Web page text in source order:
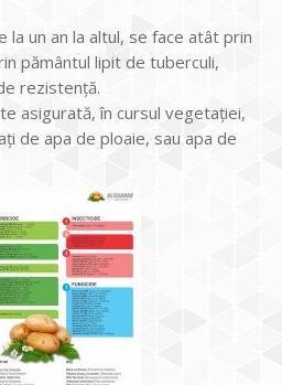
la un an la altul, se face atât prin
pământul lipit de tuberculi,
rezistență.
asigurată, în cursul vegetației,
de apa de ploaie, sau apa de